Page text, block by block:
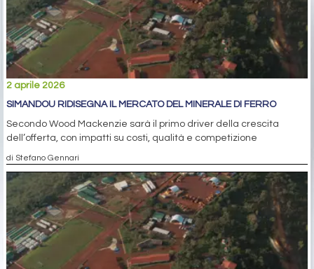
2 aprile 2026
SIMANDOU RIDISEGNA IL MERCATO DEL MINERALE DI FERRO
Secondo Wood Mackenzie sarà il primo driver della crescita
dell’offerta, con impatti su costi, qualità e competizione
di Stefano Gennari